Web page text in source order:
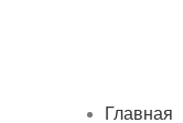
Главная